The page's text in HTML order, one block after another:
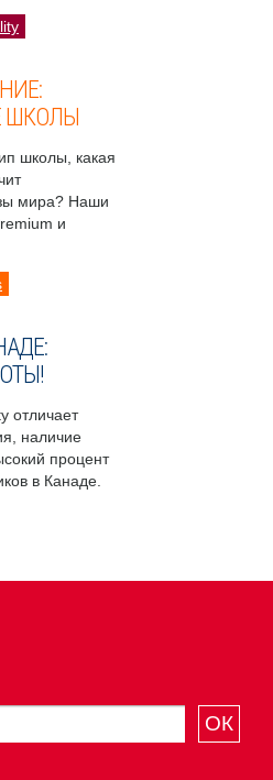
ШКОЛЫ
школы, какая
мира? Наши
и
отличает
наличие
процент
в Канаде.
ОК